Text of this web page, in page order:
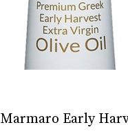
Marmaro Early